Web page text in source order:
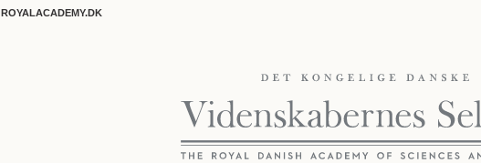
ROYALACADEMY.DK